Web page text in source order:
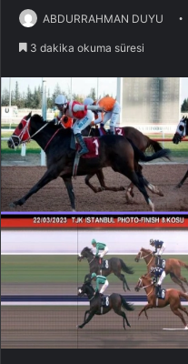
ABDURRAHMAN DUYU
3 dakika okuma süresi